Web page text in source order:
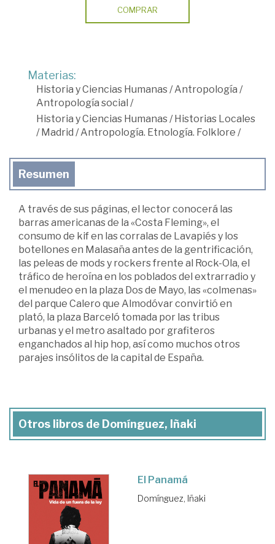
COMPRAR
Materias:
Historia y Ciencias Humanas/Antropología /
Antropología social /
Historia y Ciencias Humanas/Historias Locales
/Madrid /Antropología. Etnología. Folklore /
Resumen
A través de sus páginas, el lector conocerá las
barras americanas de la «Costa Fleming», el
consumo de kif en las corralas de Lavapiés y los
botellones en Malasaña antes de la gentrificación,
las peleas de mods y rockers frente al Rock-Ola, el
tráfico de heroína en los poblados del extrarradio y
el menudeo en la plaza Dos de Mayo, las «colmenas»
del parque Calero que Almodóvar convirtió en
plató, la plaza Barceló tomada por las tribus
urbanas y el metro asaltado por grafiteros
enganchados al hip hop, así como muchos otros
parajes insólitos de la capital de España.
Otros libros de Domínguez, Iñaki
El Panamá
Domínguez, Iñaki